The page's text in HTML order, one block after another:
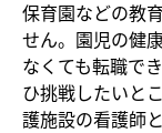
保育園などの教
せん。園児の健
なくても転職で
ひ挑戦したいと
護施設の看護師